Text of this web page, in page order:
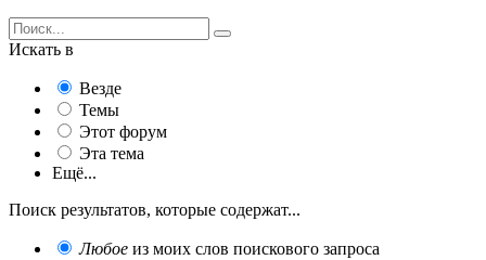
Искать в
Везде
Темы
Этот форум
Эта тема
Ещё...
Поиск результатов, которые содержат...
Любое из моих слов поискового запроса